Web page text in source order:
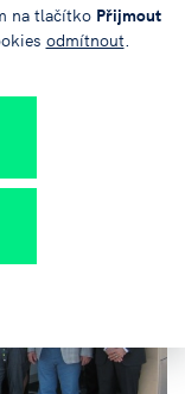
na tlačítko Přijmout
odmítnout.